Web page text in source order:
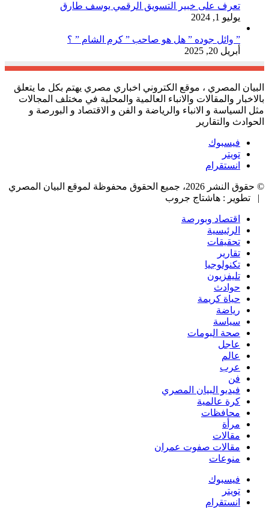
تعرف على خبير التسويق الرقمي يوسف طارق
يوليو 1, 2024
” وائل جوده ” هل هو صاحب ” كرم الشام ” ؟
أبريل 20, 2025
البيان المصري ، موقع الكتروني اخباري مصري يهتم بكل ما يتعلق
بالاخبار والمقالات والانباء العالمية والمحلية في مختلف المجالات
مثل السياسة و الانباء والرياضة و الفن و الاقتصاد و البورصة و
الحوادث والتقارير
فيسبوك
تويتر
انستقرام
© حقوق النشر 2026، جميع الحقوق محفوظة لموقع البيان المصري
| تطوير : هاشتاج جروب
اقتصاد وبورصة
الرئيسية
تحقيقات
تقارير
تكنولوجيا
تليفزيون
حوادث
حياة كريمة
رياضة
سياسة
صحة البومات
عاجل
عالم
عرب
فن
فيديو البيان المصري
كرة عالمية
محافظات
مرأة
مقالات
مقالات صفوت عمران
منوعات
فيسبوك
تويتر
انستقرام